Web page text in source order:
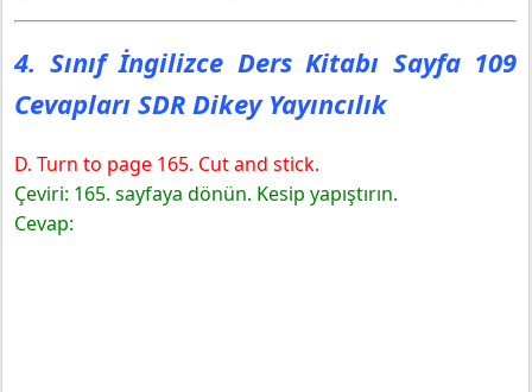
4. Sınıf İngilizce Ders Kitabı Sayfa 109
Cevapları SDR Dikey Yayıncılık
D. Turn to page 165. Cut and stick.
Çeviri: 165. sayfaya dönün. Kesip yapıştırın.
Cevap: